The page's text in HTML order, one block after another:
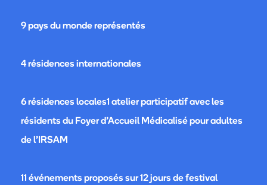
9 pays du monde représentés
4 résidences internationales
6 résidences locales1 atelier participatif avec les
résidents du Foyer d’Accueil Médicalisé pour adultes
de l’IRSAM
11 événements proposés sur 12 jours de festival